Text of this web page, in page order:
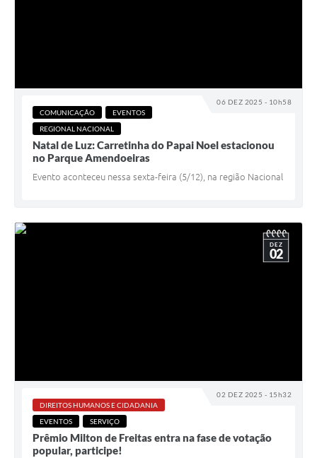
06 DEZ 2025 - 10h58
COMUNICAÇÃO
EVENTOS
REGIONAL NACIONAL
Natal de Luz: Carretinha do Papai Noel estacionou
no Parque Amendoeiras
Evento aconteceu nessa sexta-feira (5/12), na região Nacional
02 DEZ 2025 - 15h32
DEZ
02
DIREITOS HUMANOS E CIDADANIA
EVENTOS
SERVIÇO
Prêmio Milton de Freitas entra na fase de votação
popular, participe!